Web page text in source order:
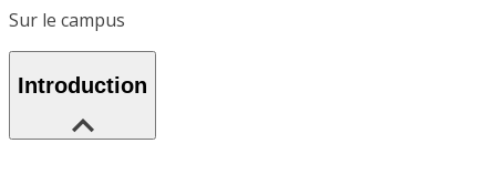
Sur le campus
Introduction